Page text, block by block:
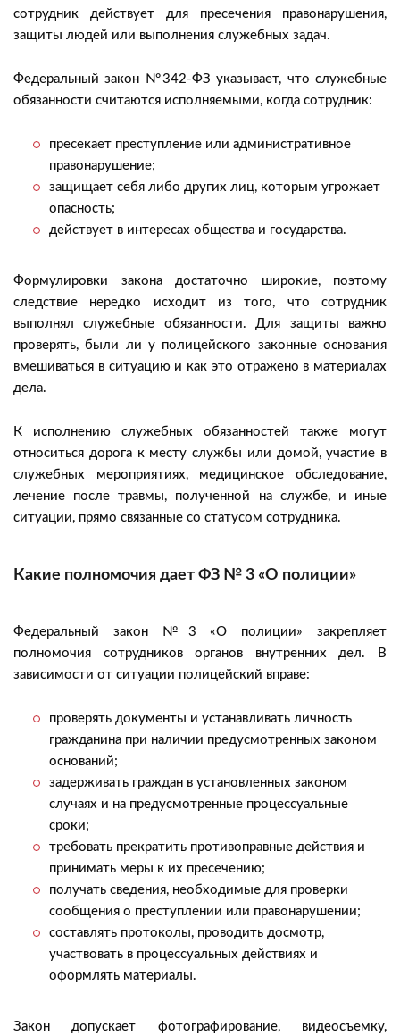
сотрудник действует для пресечения правонарушения,
защиты людей или выполнения служебных задач.
Федеральный закон №342-ФЗ указывает, что служебные
обязанности считаются исполняемыми, когда сотрудник:
пресекает преступление или административное
правонарушение;
защищает себя либо других лиц, которым угрожает
опасность;
действует в интересах общества и государства.
Формулировки закона достаточно широкие, поэтому
следствие нередко исходит из того, что сотрудник
выполнял служебные обязанности. Для защиты важно
проверять, были ли у полицейского законные основания
вмешиваться в ситуацию и как это отражено в материалах
дела.
К исполнению служебных обязанностей также могут
относиться дорога к месту службы или домой, участие в
служебных мероприятиях, медицинское обследование,
лечение после травмы, полученной на службе, и иные
ситуации, прямо связанные со статусом сотрудника.
Какие полномочия дает ФЗ № 3 «О полиции»
Федеральный закон №3 «О полиции» закрепляет
полномочия сотрудников органов внутренних дел. В
зависимости от ситуации полицейский вправе:
проверять документы и устанавливать личность
гражданина при наличии предусмотренных законом
оснований;
задерживать граждан в установленных законом
случаях и на предусмотренные процессуальные
сроки;
требовать прекратить противоправные действия и
принимать меры к их пресечению;
получать сведения, необходимые для проверки
сообщения о преступлении или правонарушении;
составлять протоколы, проводить досмотр,
участвовать в процессуальных действиях и
оформлять материалы.
Закон допускает фотографирование, видеосъемку,